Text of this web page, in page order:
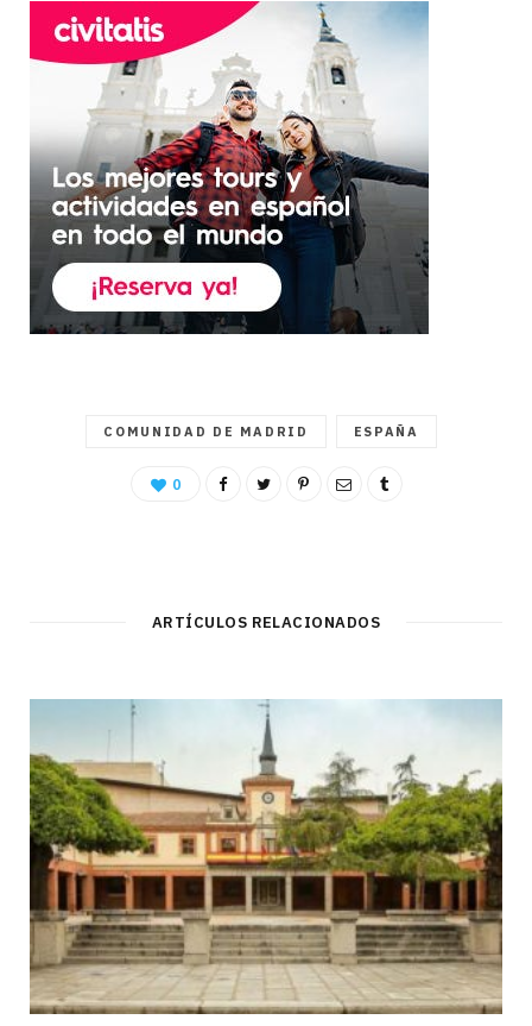
COMUNIDAD DE MADRID ESPAÑA
0
ARTÍCULOS RELACIONADOS